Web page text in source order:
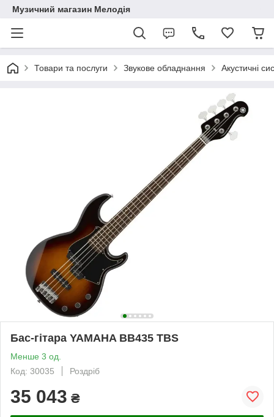
Музичний магазин Мелодія
Товари та послуги Звукове обладнання Акустичні
Бас-гітара YAMAHA BB435 TBS
Менше 3 од.
Код: 30035
Роздріб
35 043 ₴